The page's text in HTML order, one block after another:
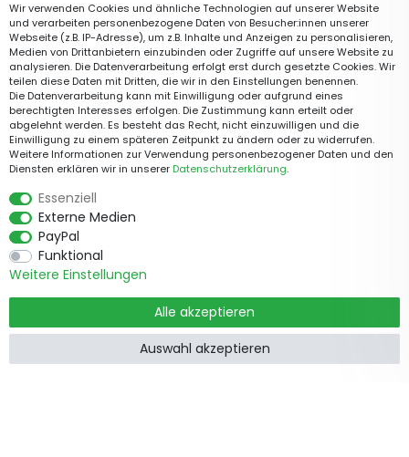
Wir verwenden Cookies und ähnliche Technologien auf unserer Website
und verarbeiten personenbezogene Daten von Besucher:innen unserer
Webseite (z.B. IP-Adresse), um z.B. Inhalte und Anzeigen zu personalisieren,
Medien von Drittanbietern einzubinden oder Zugriffe auf unsere Website zu
analysieren. Die Datenverarbeitung erfolgt erst durch gesetzte Cookies. Wir
teilen diese Daten mit Dritten, die wir in den Einstellungen benennen.
Die Datenverarbeitung kann mit Einwilligung oder aufgrund eines
berechtigten Interesses erfolgen. Die Zustimmung kann erteilt oder
abgelehnt werden. Es besteht das Recht, nicht einzuwilligen und die
Einwilligung zu einem späteren Zeitpunkt zu ändern oder zu widerrufen.
Weitere Informationen zur Verwendung personenbezogener Daten und den
Diensten erklären wir in unserer Daten­schutz­erklärung.
Essenziell
Externe Medien
PayPal
Funktional
Weitere Einstellungen
Alle akzeptieren
Auswahl akzeptieren
Informationen